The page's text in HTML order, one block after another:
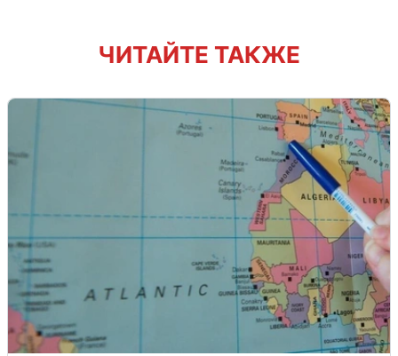
ЧИТАЙТЕ ТАКЖЕ